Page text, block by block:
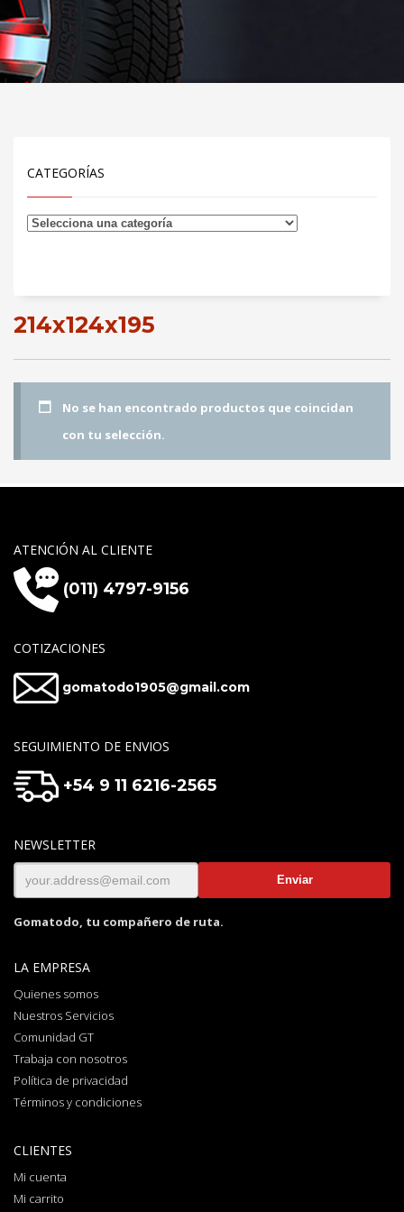
214x124x195
No se han encontrado productos que coincidan
con tu selección.
CATEGORÍAS
ATENCIÓN AL CLIENTE
(011) 4797-9156
COTIZACIONES
gomatodo1905@gmail.com
SEGUIMIENTO DE ENVIOS
+54 9 11 6216-2565
NEWSLETTER
Gomatodo, tu compañero de ruta.
LA EMPRESA
Quienes somos
Nuestros Servicios
Comunidad GT
Trabaja con nosotros
Política de privacidad
Términos y condiciones
CLIENTES
Mi cuenta
Mi carrito